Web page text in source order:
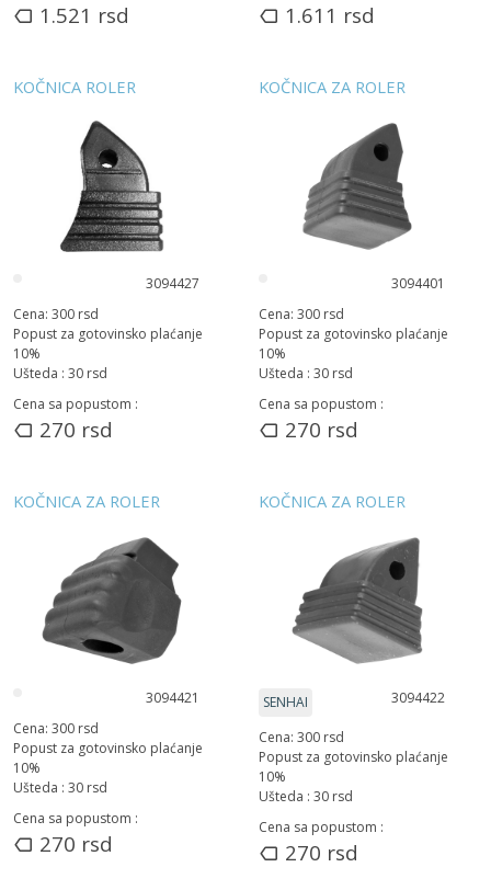
1.521 rsd 1.611 rsd
KOČNICA ROLER
3094427
Cena: 300 rsd
Popust za gotovinsko plaćanje
10%
Ušteda : 30 rsd
Cena sa popustom :
270 rsd
KOČNICA ZA ROLER
3094401
Cena: 300 rsd
Popust za gotovinsko plaćanje
10%
Ušteda : 30 rsd
Cena sa popustom :
270 rsd
KOČNICA ZA ROLER
3094421
Cena: 300 rsd
Popust za gotovinsko plaćanje
10%
Ušteda : 30 rsd
Cena sa popustom :
270 rsd
KOČNICA ZA ROLER
SENHAI 3094422
Cena: 300 rsd
Popust za gotovinsko plaćanje
10%
Ušteda : 30 rsd
Cena sa popustom :
270 rsd